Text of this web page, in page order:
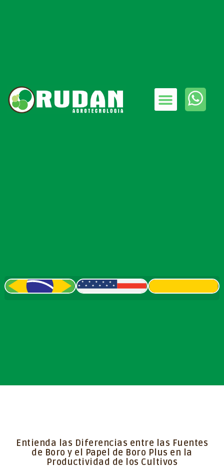
Entienda las Diferencias entre las Fuentes
de Boro y el Papel de Boro Plus en la
Productividad de los Cultivos